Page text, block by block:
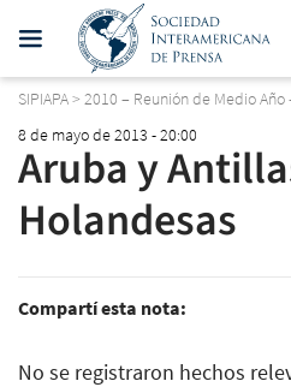
SIPIAPA> 2010 – Reunión de Medio Año
8 de mayo de 2013 - 20:00
Aruba y
Holandesas
Compartí esta nota:
No se registraron hechos